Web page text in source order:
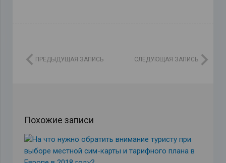
ПРЕДЫДУЩАЯ ЗАПИСЬ СЛЕДУЮЩАЯ ЗАПИСЬ
Похожие записи